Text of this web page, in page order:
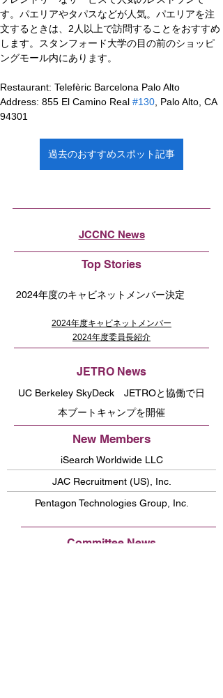
す。パエリアやタパスなどが人気。パエリアを注
文するときは、2人以上で訪問することをおすすめ
します。スタンフォード大学の目の前のショッピ
ングモール内にあります。
Restaurant: Telefèric Barcelona Palo Alto
Address: 855 El Camino Real #130 , Palo Alto, CA
94301
過去のおすすめスポット記事
JCCNC News
Top Stories
2024年度のキャビネットメンバー決定
JETRO News
UC Berkeley SkyDeck JETROと協働で日
本ブートキャンプを開催
New Members
iSearch Worldwide LLC
JAC Recruitment (US), Inc.
Pentagon Technologies Group, Inc.
Committee News
2024年度キャビネットメンバー
2024年度委員長紹介